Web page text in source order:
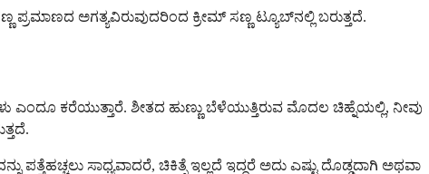
ಪ್ರಮಾಣದ ಅಗತ್ಯವಿರುವುದರಿಂದ ಕ್ರೀಮ್ ಸಣ್ಣ ಟ್ಯೂಬ್‌ನಲ್ಲಿ ಬರುತ್ತದೆ.
ಎಂದೂ ಕರೆಯುತ್ತಾರೆ. ಶೀತದ ಹುಣ್ಣು ಬೆಳೆಯುತ್ತಿರುವ ಮೊದಲ ಚಿಹ್ನೆಯಲ್ಲಿ, ನೀವು
ಸಾಧ್ಯವಾದರೆ, ಚಿಕಿತ್ಸೆ ಇಲ್ಲದೆ ಇದ್ದರೆ ಅದು ಎಷ್ಟು ದೊಡ್ಡದಾಗಿ ಅಥವಾ